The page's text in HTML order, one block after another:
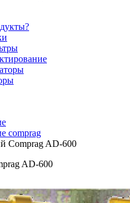
comprag
Comprag AD-600
AD-600